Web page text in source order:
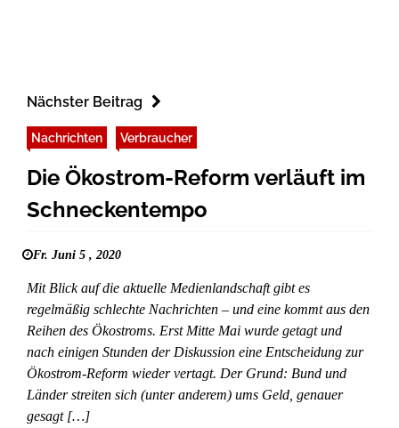
Nächster Beitrag
Nachrichten Verbraucher
Die Ökostrom-Reform verläuft im
Schneckentempo
Fr. Juni 5 , 2020
Mit Blick auf die aktuelle Medienlandschaft gibt es
regelmäßig schlechte Nachrichten – und eine kommt aus den
Reihen des Ökostroms. Erst Mitte Mai wurde getagt und
nach einigen Stunden der Diskussion eine Entscheidung zur
Ökostrom-Reform wieder vertagt. Der Grund: Bund und
Länder streiten sich (unter anderem) ums Geld, genauer
gesagt […]